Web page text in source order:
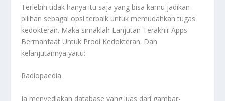
Terlebih tidak hanya itu saja yang bisa kamu jadikan
pilihan sebagai opsi terbaik untuk memudahkan tugas
kedokteran. Maka simaklah Lanjutan Terakhir Apps
Bermanfaat Untuk Prodi Kedokteran. Dan
kelanjutannya yaitu:
Radiopaedia
Ia menyediakan database yang luas dari gambar-